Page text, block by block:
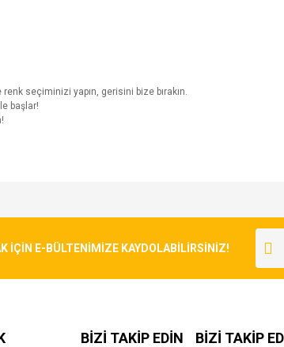
seçiminizi yapın, gerisini bize bırakın.
başlar!
İÇİN E-BÜLTENİMİZE KAYDOLABİLİRSİNİZ!
BİZİ TAKİP EDİN BİZİ TAKİP